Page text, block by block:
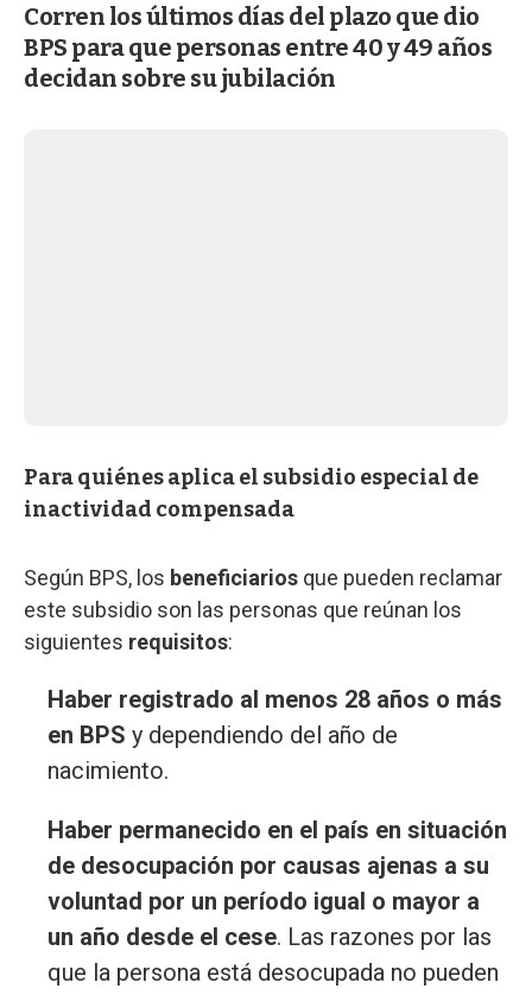
Corren los últimos días del plazo que dio
BPS para que personas entre 40 y 49 años
decidan sobre su jubilación
Para quiénes aplica el subsidio especial de
inactividad compensada
Según BPS, los beneficiarios que pueden reclamar
este subsidio son las personas que reúnan los
siguientes requisitos:
Haber registrado al menos 28 años o más
en BPS y dependiendo del año de
nacimiento.
Haber permanecido en el país en situación
de desocupación por causas ajenas a su
voluntad por un período igual o mayor a
un año desde el cese. Las razones por las
que la persona está desocupada no pueden